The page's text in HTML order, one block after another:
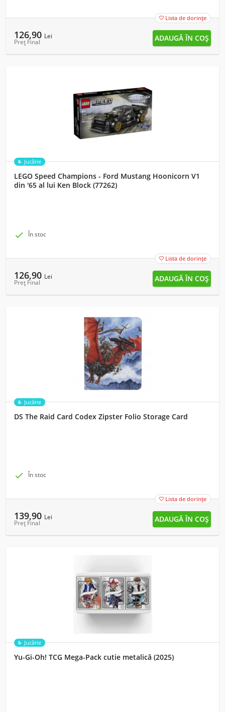
 Lista de dorințe
126,90 Lei
Preț Final
Jucărie
LEGO Speed Champions - Ford Mustang Hoonicorn V1
din '65 al lui Ken Block (77262)
 În stoc
 Lista de dorințe
126,90 Lei
Preț Final
Jucărie
DS The Raid Card Codex Zipster Folio Storage Card
 În stoc
 Lista de dorințe
139,90 Lei
Preț Final
Jucărie
Yu-Gi-Oh! TCG Mega-Pack cutie metalică (2025)